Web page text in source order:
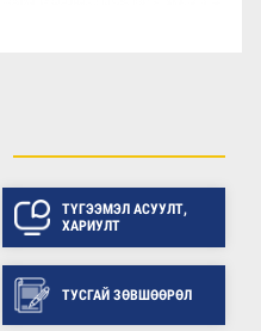
ТҮГЭЭМЭЛ АСУУЛТ,
ХАРИУЛТ
ТУСГАЙ ЗӨВШӨӨРӨЛ